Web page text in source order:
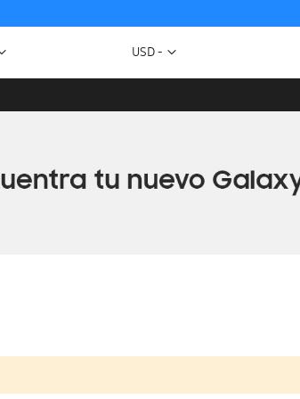
Moneda
USD -